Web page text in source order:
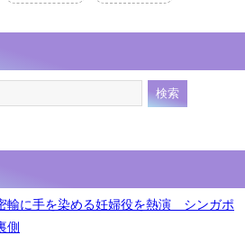
輸に手を染める妊婦役を熱演 シンガポ
側